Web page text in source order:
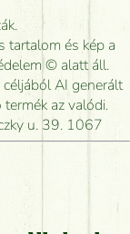
hogy még ma
a csokrot, és
van?
tartalom és kép a
© alatt áll.
AI generált
az valódi.
u. 39. 1067